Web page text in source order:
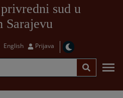
sud u
Sarajevu
English Prijava